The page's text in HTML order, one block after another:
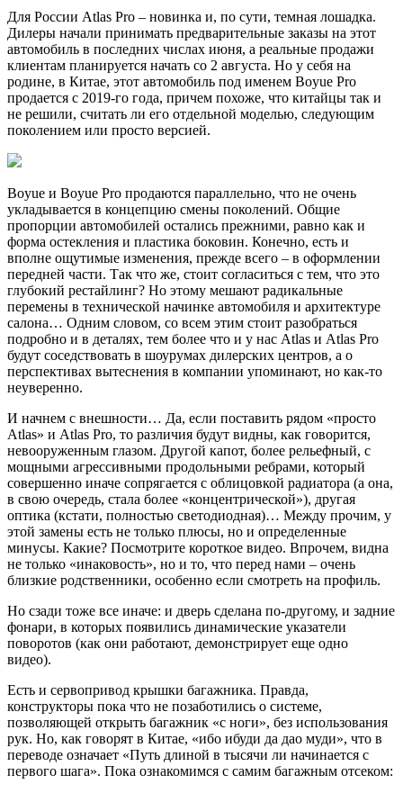
Для России Atlas Pro – новинка и, по сути, темная лошадка.
Дилеры начали принимать предварительные заказы на этот
автомобиль в последних числах июня, а реальные продажи
клиентам планируется начать со 2 августа. Но у себя на
родине, в Китае, этот автомобиль под именем Boyue Pro
продается с 2019-го года, причем похоже, что китайцы так и
не решили, считать ли его отдельной моделью, следующим
поколением или просто версией.
Boyue и Boyue Pro продаются параллельно, что не очень
укладывается в концепцию смены поколений. Общие
пропорции автомобилей остались прежними, равно как и
форма остекления и пластика боковин. Конечно, есть и
вполне ощутимые изменения, прежде всего – в оформлении
передней части. Так что же, стоит согласиться с тем, что это
глубокий рестайлинг? Но этому мешают радикальные
перемены в технической начинке автомобиля и архитектуре
салона… Одним словом, со всем этим стоит разобраться
подробно и в деталях, тем более что и у нас Atlas и Atlas Pro
будут соседствовать в шоурумах дилерских центров, а о
перспективах вытеснения в компании упоминают, но как-то
неуверенно.
И начнем с внешности… Да, если поставить рядом «просто
Atlas» и Atlas Pro, то различия будут видны, как говорится,
невооруженным глазом. Другой капот, более рельефный, с
мощными агрессивными продольными ребрами, который
совершенно иначе сопрягается с облицовкой радиатора (а она,
в свою очередь, стала более «концентрической»), другая
оптика (кстати, полностью светодиодная)… Между прочим, у
этой замены есть не только плюсы, но и определенные
минусы. Какие? Посмотрите короткое видео. Впрочем, видна
не только «инаковость», но и то, что перед нами – очень
близкие родственники, особенно если смотреть на профиль.
Но сзади тоже все иначе: и дверь сделана по-другому, и задние
фонари, в которых появились динамические указатели
поворотов (как они работают, демонстрирует еще одно
видео).
Есть и сервопривод крышки багажника. Правда,
конструкторы пока что не позаботились о системе,
позволяющей открыть багажник «с ноги», без использования
рук. Но, как говорят в Китае, «ибо ибуди да дао муди», что в
переводе означает «Путь длиной в тысячи ли начинается с
первого шага». Пока ознакомимся с самим багажным отсеком: